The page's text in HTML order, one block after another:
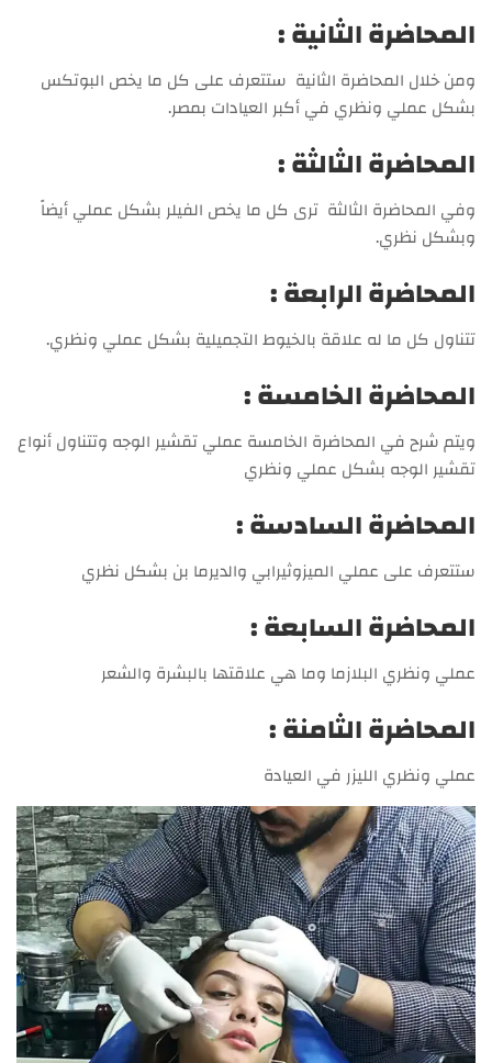
المحاضرة الثانية:
ومن خلال المحاضرة الثانية ستتعرف على كل ما يخص البوتكس
بشكل عملي ونظري في أكبر العيادات بمصر.
المحاضرة الثالثة :
وفي المحاضرة الثالثة ترى كل ما يخص الفيلر بشكل عملي أيضاً
وبشكل نظري.
المحاضرة الرابعة :
تتناول كل ما له علاقة بالخيوط التجميلية بشكل عملي ونظري.
المحاضرة الخامسة :
ويتم شرح في المحاضرة الخامسة عملي تقشير الوجه وتتناول أنواع
تقشير الوجه بشكل عملي ونظري
المحاضرة السادسة :
ستتعرف على عملي الميزوثيرابي والديرما بن بشكل نظري
المحاضرة السابعة :
عملي ونظري البلازما وما هي علاقتها بالبشرة والشعر
المحاضرة الثامنة :
عملي ونظري الليزر في العيادة